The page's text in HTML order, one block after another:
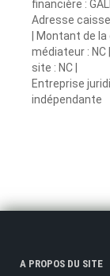
financière :
Adresse caisse
| Montant de
médiateur : NC
site : NC |
Entreprise
indépendante
A PROPOS DU SITE